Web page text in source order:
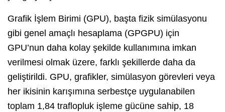
Grafik İşlem Birimi (GPU), başta fizik simülasyonu
gibi genel amaçlı hesaplama (GPGPU) için
GPU’nun daha kolay şekilde kullanımına imkan
verilmesi olmak üzere, farklı şekillerde daha da
geliştirildi. GPU, grafikler, simülasyon görevleri veya
her ikisinin karışımına serbestçe uygulanabilen
toplam 1,84 traflopluk işleme gücüne sahip, 18